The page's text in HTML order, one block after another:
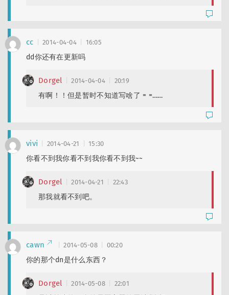
cc 2014-04-04 16:05
dd你还有在更新吗
Dorgel 2014-04-04 20:19
有啊！！但是暂时不知道写啥了 = =……
vivi 2014-04-21 15:30
你看不到我你看不到我你看不到我~~
Dorgel 2014-04-21 22:43
那我就看不到吧。
cawn 2014-05-08 00:20
你的那个dn是什么东西？
Dorgel 2014-05-08 22:01